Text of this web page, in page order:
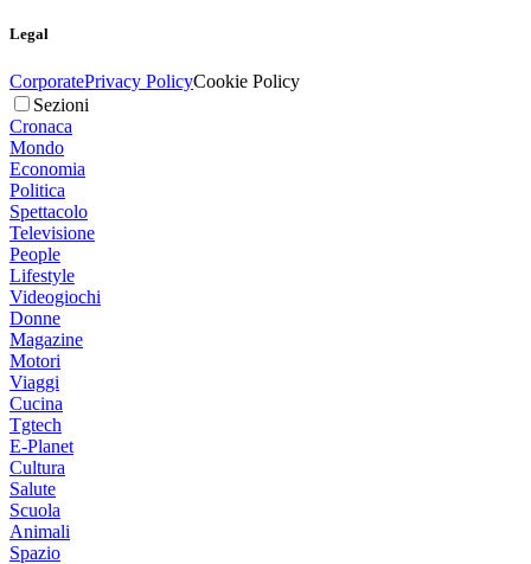
Legal
CorporatePrivacy PolicyCookie Policy
Sezioni
Cronaca
Mondo
Economia
Politica
Spettacolo
Televisione
People
Lifestyle
Videogiochi
Donne
Magazine
Motori
Viaggi
Cucina
Tgtech
E-Planet
Cultura
Salute
Scuola
Animali
Spazio